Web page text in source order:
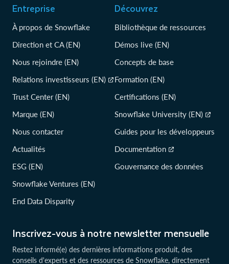
Inscrivez-vous à notre newsletter mensuelle
Restez informé(e) des dernières informations produit, des
conseils d'experts et des ressources de Snowflake, directement
Entreprise
À propos de Snowflake
Direction et CA (EN)
Nous rejoindre (EN)
Relations investisseurs (EN)
Trust Center (EN)
Marque (EN)
Nous contacter
Actualités
ESG (EN)
Snowflake Ventures (EN)
End Data Disparity
Découvrez
Bibliothèque de ressources
Démos live (EN)
Concepts de base
Formation (EN)
Certifications (EN)
Snowflake University (EN)
Guides pour les développeurs
Documentation
Gouvernance des données